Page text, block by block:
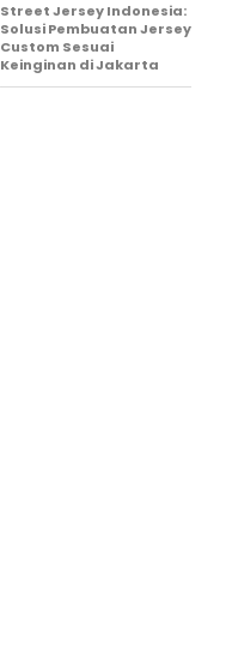
Street Jersey Indonesia:
Solusi Pembuatan Jersey
Custom Sesuai
Keinginan di Jakarta